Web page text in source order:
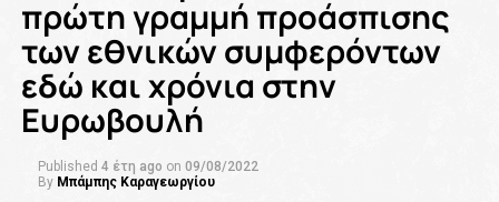
πρώτη γραμμή προάσπισης
των εθνικών συμφερόντων
εδώ και χρόνια στην
Ευρωβουλή
Published 4 έτη ago on 09/08/2022
By Μπάμπης Καραγεωργίου